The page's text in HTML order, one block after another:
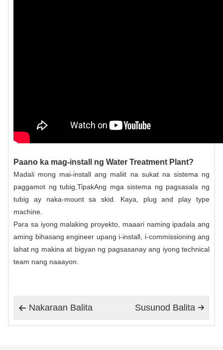
Paano ka mag-install ng Water Treatment Plant?
Madali mong mai-install ang maliit na sukat na sistema ng
paggamot ng tubig,TipakAng mga sistema ng pagsasala ng
tubig ay naka-mount sa skid. Kaya, plug and play type
machine.
Para sa iyong malaking proyekto, maaari naming ipadala ang
aming bihasang engineer upang i-install, i-commissioning ang
lahat ng makina at bigyan ng pagsasanay ang iyong technical
team nang naaayon.
 Nakaraan Balita 
Susunod Balita